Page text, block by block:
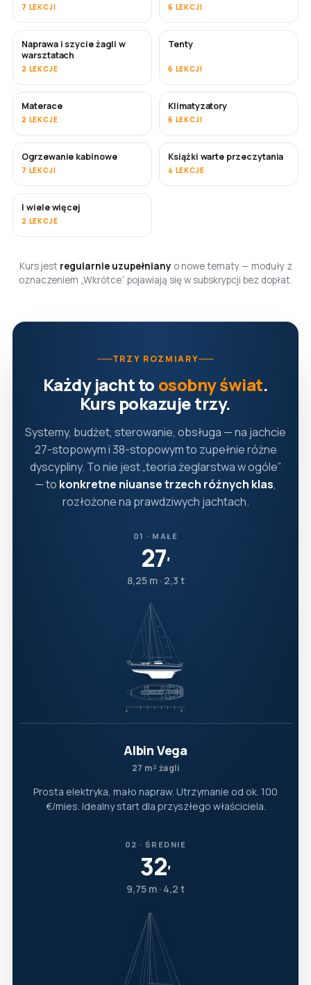
7 LEKCJI 6 LEKCJI
WKRÓTCE
Naprawa i szycie żagli w
warsztatach
2 LEKCJE
Tenty
6 LEKCJI
Materace
2 LEKCJE
WKRÓTCE
Klimatyzatory
6 LEKCJI
WKRÓTCE
Ogrzewanie kabinowe
7 LEKCJI
WKRÓTCE
Książki warte przeczytania
4 LEKCJE
WKRÓTCE
I wiele więcej
2 LEKCJE
Kurs jest regularnie uzupełniany o nowe tematy — moduły z
oznaczeniem „Wkrótce” pojawiają się w subskrypcji bez dopłat.
TRZY ROZMIARY
Każdy jacht to osobny świat.
Kurs pokazuje trzy.
Systemy, budżet, sterowanie, obsługa — na jachcie
27-stopowym i 38-stopowym to zupełnie różne
dyscypliny. To nie jest „teoria żeglarstwa w ogóle”
— to konkretne niuanse trzech różnych klas,
rozłożone na prawdziwych jachtach.
01 · MAŁE
27′
8,25 m · 2,3 t
Albin Vega
27 m² żagli
Prosta elektryka, mało napraw. Utrzymanie od ok. 100
€/mies. Idealny start dla przyszłego właściciela.
02 · ŚREDNIE
32′
9,75 m · 4,2 t